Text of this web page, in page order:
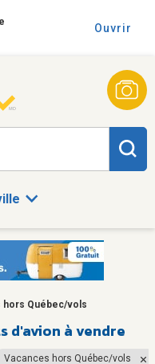
Ouvrir
hors Québec/vols
d'avion à vendre
Vacances hors Québec/vols